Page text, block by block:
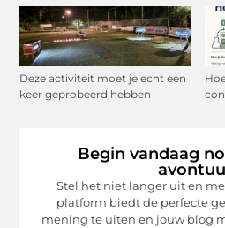
Deze activiteit moet je echt een
keer geprobeerd hebben
Begin vandaag
Stel het niet langer uit en
platform biedt de perfecte
mening te uiten en jouw blog